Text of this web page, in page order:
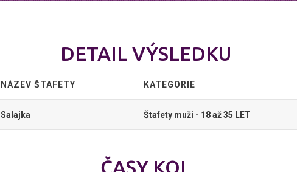
DETAIL VÝSLEDKU
NÁZEV ŠTAFETY KATEGORIE
Salajka Štafety muži - 18 až 35 LET
ČASY KOL